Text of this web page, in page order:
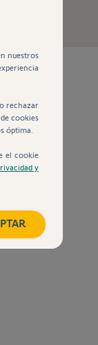
nuestros
rechazar
cookies
óptima.
el cookie
y